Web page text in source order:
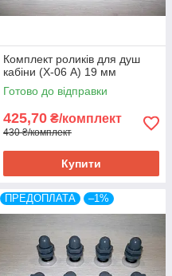
Комплект роликів для душ
кабіни (Х-06 А) 19 мм
Готово до відправки
425,70 ₴/комплект
430 ₴/комплект
Купити
ПРЕДОПЛАТА –1%